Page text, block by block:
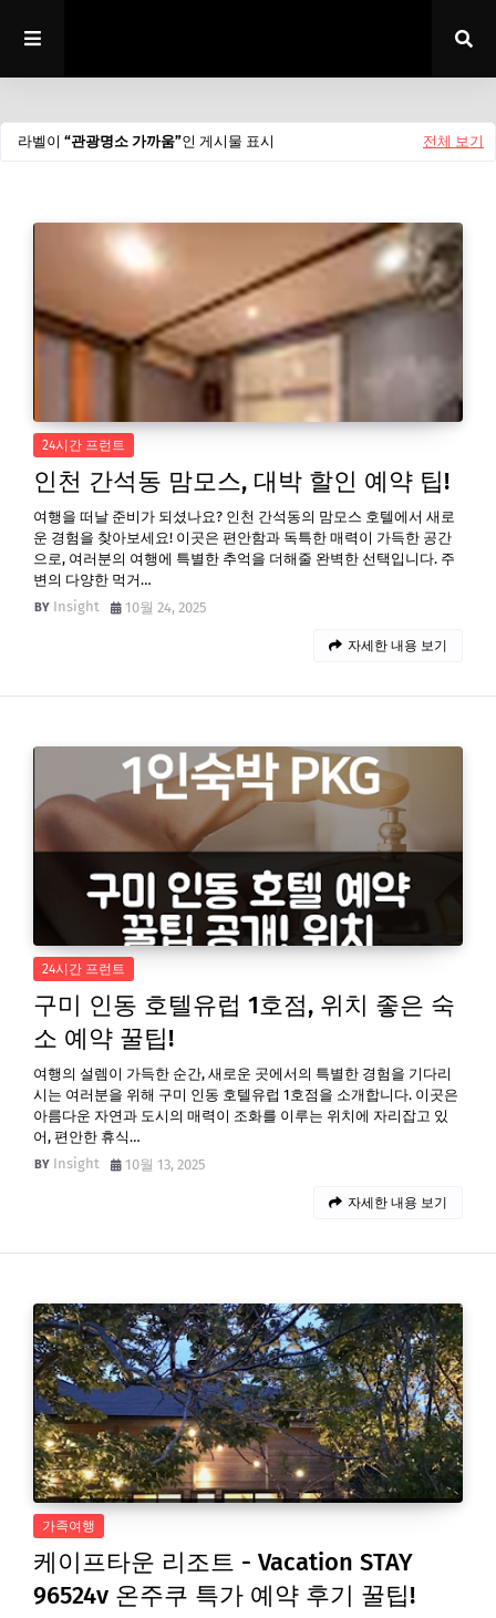
라벨이 관광명소 가까움 인 게시물 표시 전체 보기
24시간 프런트
인천 간석동 맘모스, 대박 할인 예약 팁!
여행을 떠날 준비가 되셨나요? 인천 간석동의 맘모스 호텔에서 새로
운 경험을 찾아보세요! 이곳은 편안함과 독특한 매력이 가득한 공간
으로, 여러분의 여행에 특별한 추억을 더해줄 완벽한 선택입니다. 주
변의 다양한 먹거…
Insight
10월 24, 2025
자세한 내용 보기
24시간 프런트
구미 인동 호텔유럽 1호점, 위치 좋은 숙
소 예약 꿀팁!
여행의 설렘이 가득한 순간, 새로운 곳에서의 특별한 경험을 기다리
시는 여러분을 위해 구미 인동 호텔유럽 1호점을 소개합니다. 이곳은
아름다운 자연과 도시의 매력이 조화를 이루는 위치에 자리잡고 있
어, 편안한 휴식…
Insight
10월 13, 2025
자세한 내용 보기
가족여행
케이프타운 리조트 - Vacation STAY
96524v 온주쿠 특가 예약 후기 꿀팁!